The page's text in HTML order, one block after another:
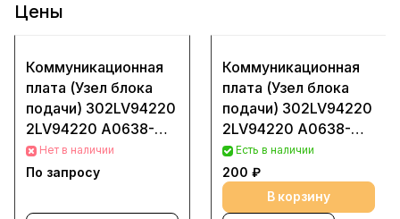
Цены
Коммуникационная
плата (Узел блока
подачи) 302LV94220
2LV94220 A0638-
AZZ для Kyocera
M3040dn (Деталь с
Нет в наличии
По запросу
Коммуникационная
плата (Узел блока
подачи) 302LV94220
2LV94220 A0638-
AZZ для Kyocera
M3040dn (Деталь с
разбора (Б/у))
Есть в наличии
200 ₽
В корзину